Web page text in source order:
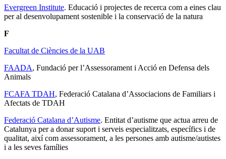
Evergreen Institute. Educació i projectes de recerca com a eines clau
per al desenvolupament sostenible i la conservació de la natura
F
Facultat de Ciències de la UAB
FAADA, Fundació per l’Assessorament i Acció en Defensa dels
Animals
FCAFA TDAH, Federació Catalana d’Associacions de Familiars i
Afectats de TDAH
Federació Catalana d’Autisme. Entitat d’autisme que actua arreu de
Catalunya per a donar suport i serveis especialitzats, específics i de
qualitat, així com assessorament, a les persones amb autisme/autistes
i a les seves famílies